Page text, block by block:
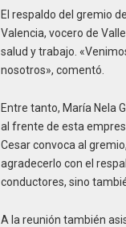
El respaldo del gremio
Valencia, vocero de
salud y trabajo.
nosotros», comentó.
Entre tanto, María Nela
al frente de esta
Cesar convoca al
agradecerlo con el
conductores, sino
A la reunión también